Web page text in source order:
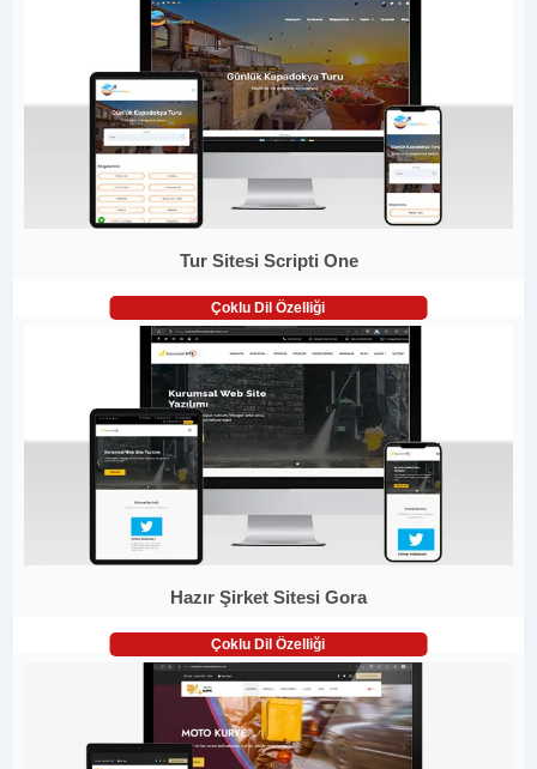
Tur Sitesi Scripti One
Çoklu Dil Özelliği
Hazır Şirket Sitesi Gora
Çoklu Dil Özelliği